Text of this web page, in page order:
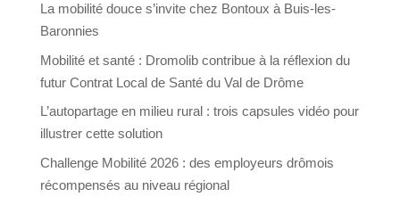
La mobilité douce s’invite chez Bontoux à Buis-les-
Baronnies
Mobilité et santé : Dromolib contribue à la réflexion du
futur Contrat Local de Santé du Val de Drôme
L’autopartage en milieu rural : trois capsules vidéo pour
illustrer cette solution
Challenge Mobilité 2026 : des employeurs drômois
récompensés au niveau régional